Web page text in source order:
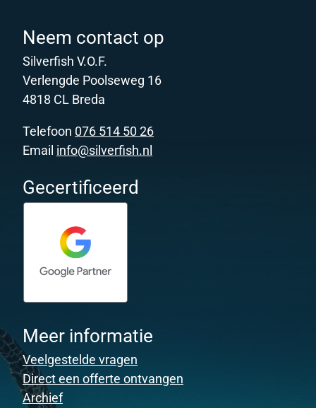
Neem contact op
Silverfish V.O.F.
Verlengde Poolseweg 16
4818 CL Breda
Telefoon 076 514 50 26
Email info@silverfish.nl
Gecertificeerd
Meer informatie
Veelgestelde vragen
Direct een offerte ontvangen
Archief